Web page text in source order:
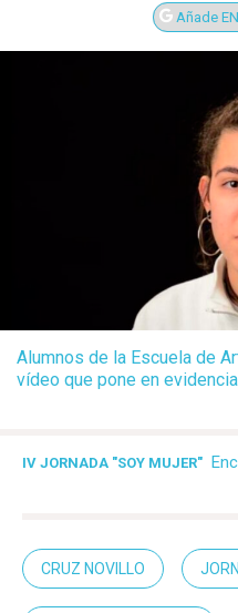
Añade
Alumnos de la Escuela de
vídeo que pone en
IV JORNADA "SOY MUJER"
CRUZ NOVILLO